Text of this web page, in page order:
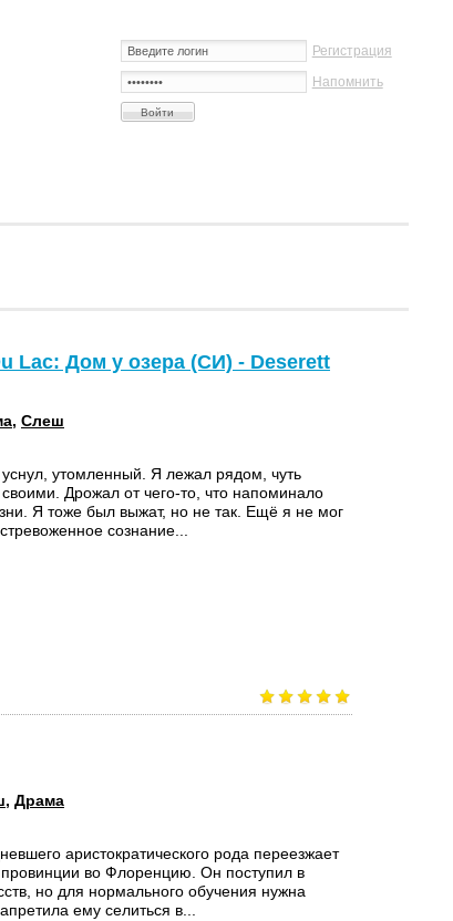
Регистрация
Напомнить
Lac: Дом у озера (СИ) - Deserett
, Слеш
утомленный. Я лежал рядом, чуть
своими. Дрожал от чего-то, что напоминало
Я тоже был выжат, но не так. Ещё я не мог
сознание...
, Драма
аристократического рода переезжает
провинции во Флоренцию. Он поступил в
но для нормального обучения нужна
ему селиться в...